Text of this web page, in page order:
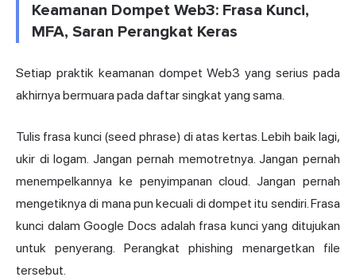
Keamanan Dompet Web3: Frasa Kunci,
MFA, Saran Perangkat Keras
Setiap praktik keamanan dompet Web3 yang serius pada
akhirnya bermuara pada daftar singkat yang sama.
Tulis frasa kunci (seed phrase) di atas kertas. Lebih baik lagi,
ukir di logam. Jangan pernah memotretnya. Jangan pernah
menempelkannya ke penyimpanan cloud. Jangan pernah
mengetiknya di mana pun kecuali di dompet itu sendiri. Frasa
kunci dalam Google Docs adalah frasa kunci yang ditujukan
untuk penyerang. Perangkat phishing menargetkan file
tersebut.